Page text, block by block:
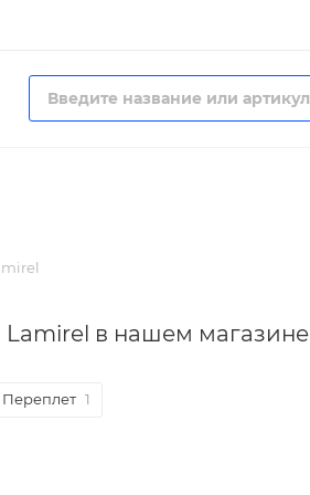
Lamirel в нашем магазине
Переплет 1